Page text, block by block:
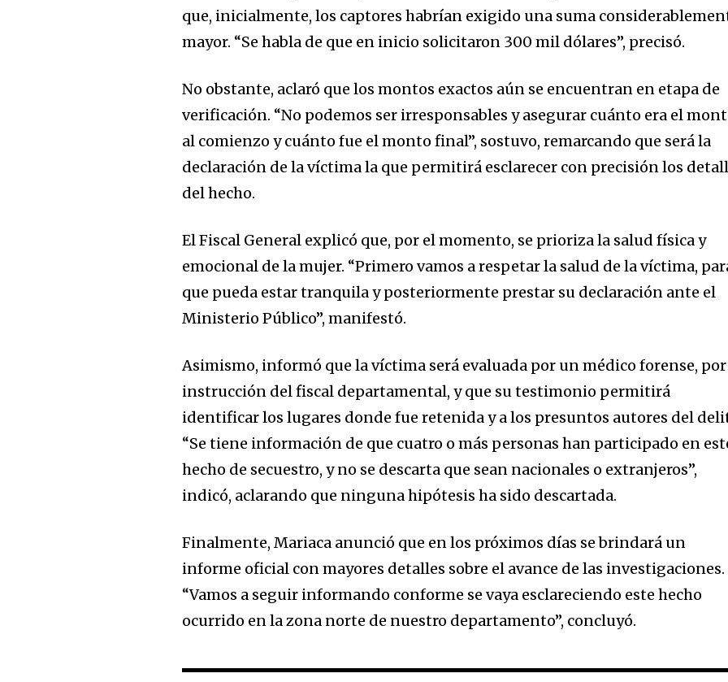
Join our community of
of the conversation.
To subscribe, simply enter your email address on our website or click
the subscribe button below. Don't worry, we respect your privacy and
won't spam your inbox. Your information is safe with us.
I've read and
que, inicialmente, los captores habrían exigido una suma
mayor. “Se habla de que en inicio solicitaron 300 mil dólares”, precisó.
No obstante, aclaró que los montos exactos aún se encuentran en etapa de
verificación. “No podemos ser irresponsables y asegurar cuánto era el
al comienzo y cuánto fue el monto final”, sostuvo, remarcando que será la
declaración de la víctima la que permitirá esclarecer con precisión los
del hecho.
El Fiscal General explicó que, por el momento, se prioriza la salud física y
emocional de la mujer. “Primero vamos a respetar la salud de la víctima,
que pueda estar tranquila y posteriormente prestar su declaración ante el
Ministerio Público”, manifestó.
Asimismo, informó que la víctima será evaluada por un médico forense, por
instrucción del fiscal departamental, y que su testimonio permitirá
identificar los lugares donde fue retenida y a los presuntos autores del
“Se tiene información de que cuatro o más personas han participado en
hecho de secuestro, y no se descarta que sean nacionales o extranjeros”,
indicó, aclarando que ninguna hipótesis ha sido descartada.
Finalmente, Mariaca anunció que en los próximos días se brindará un
informe oficial con mayores detalles sobre el avance de las investigaciones.
“Vamos a seguir informando conforme se vaya esclareciendo este hecho
ocurrido en la zona norte de nuestro departamento”, concluyó.